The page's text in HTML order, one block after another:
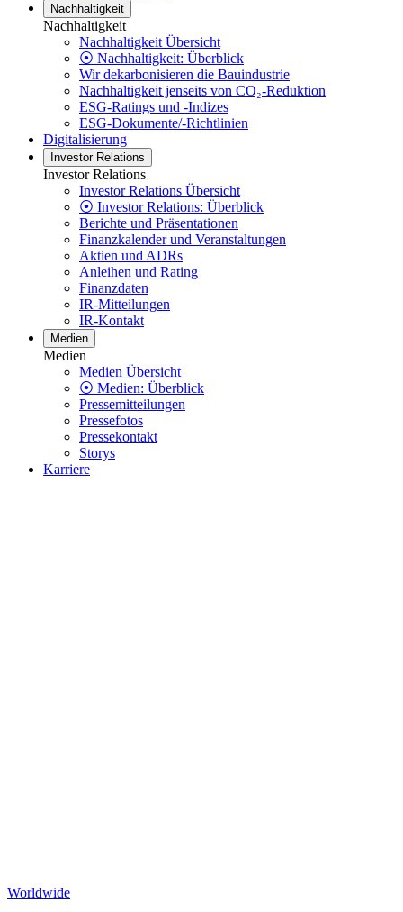
Nachhaltigkeit
Nachhaltigkeit
Nachhaltigkeit Übersicht
⦿ Nachhaltigkeit: Überblick
Wir dekarbonisieren die Bauindustrie
Nachhaltigkeit jenseits von CO₂-Reduktion
ESG-Ratings und -Indizes
ESG-Dokumente/-Richtlinien
Digitalisierung
Investor Relations
Investor Relations
Investor Relations Übersicht
⦿ Investor Relations: Überblick
Berichte und Präsentationen
Finanzkalender und Veranstaltungen
Aktien und ADRs
Anleihen und Rating
Finanzdaten
IR-Mitteilungen
IR-Kontakt
Medien
Medien
Medien Übersicht
⦿ Medien: Überblick
Pressemitteilungen
Pressefotos
Pressekontakt
Storys
Karriere
Worldwide